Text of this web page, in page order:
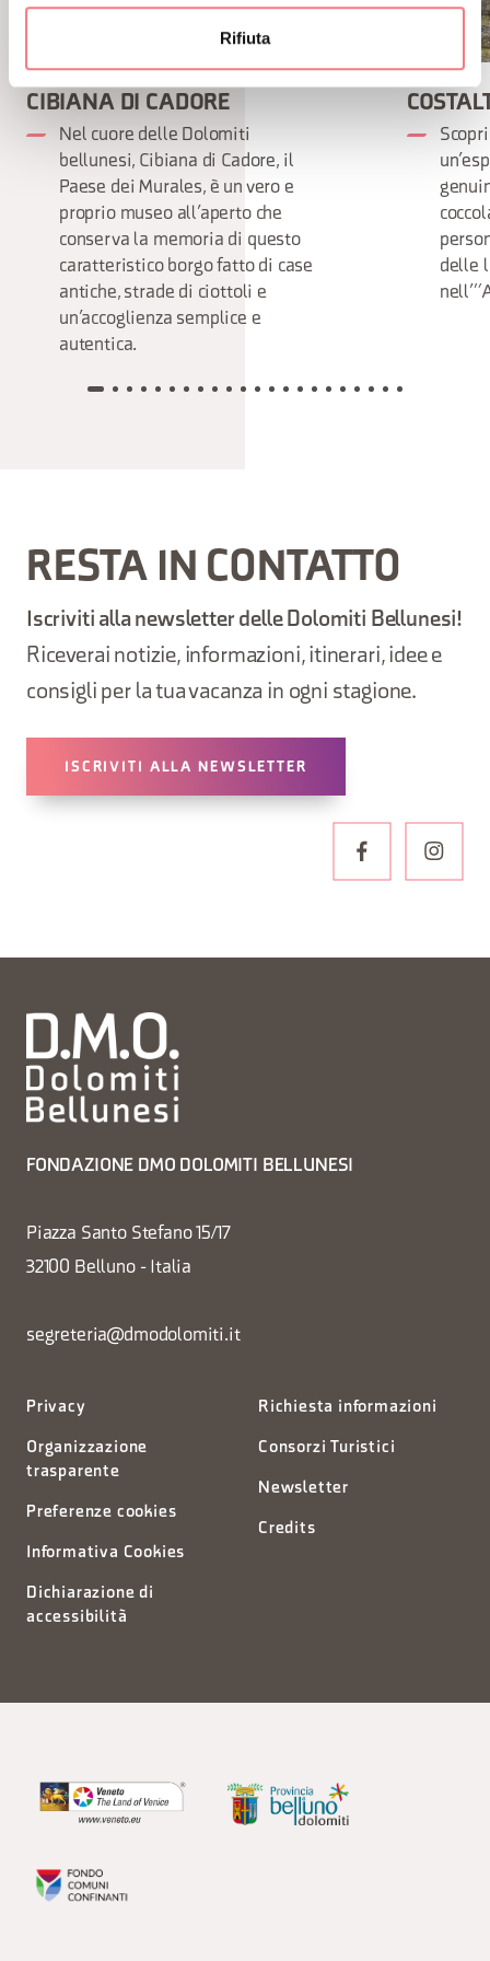
Rifiuta
CIBIANA DI CADORE
Nel cuore delle Dolomiti
bellunesi, Cibiana di Cadore, il
Paese dei Murales, è un vero e
proprio museo all’aperto che
conserva la memoria di questo
caratteristico borgo fatto di case
antiche, strade di ciottoli e
un’accoglienza semplice e
autentica.
delle
RESTA IN CONTATTO
Iscriviti alla newsletter delle Dolomiti Bellunesi!
Riceverai notizie, informazioni, itinerari, idee e
consigli per la tua vacanza in ogni stagione.
ISCRIVITI ALLA NEWSLETTER
FONDAZIONE DMO DOLOMITI BELLUNESI
Piazza Santo Stefano 15/17
32100 Belluno - Italia
segreteria@dmodolomiti.it
Privacy
Organizzazione
trasparente
Preferenze cookies
Informativa Cookies
Dichiarazione di
accessibilità
Richiesta informazioni
Consorzi Turistici
Newsletter
Credits